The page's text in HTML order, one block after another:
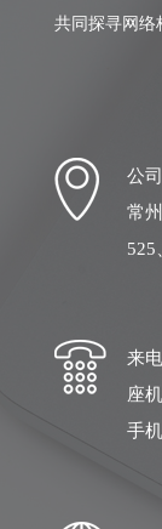
共同探寻网络
公
常
525
来
座
手